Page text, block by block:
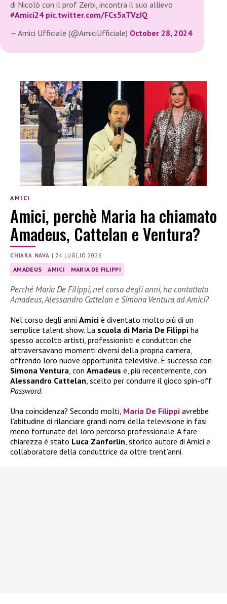
di Nicolò con il prof Zerbi, incontra il suo allievo
#Amici24 pic.twitter.com/FCs5xTVzJQ
— Amici Ufficiale (@AmiciUfficiale) October 28, 2024
AMICI
Amici, perchè Maria ha chiamato
Amadeus, Cattelan e Ventura?
CHIARA NAVA | 24 LUGLIO 2026
AMADEUS AMICI MARIA DE FILIPPI
Perché Maria De Filippi, nel corso degli anni, ha contattato
Amadeus, Alessandro Cattelan e Simona Ventura ad Amici?
Nel corso degli anni Amici è diventato molto più di un
semplice talent show. La scuola di Maria De Filippi ha
spesso accolto artisti, professionisti e conduttori che
attraversavano momenti diversi della propria carriera,
offrendo loro nuove opportunità televisive. È successo con
Simona Ventura, con Amadeus e, più recentemente, con
Alessandro Cattelan, scelto per condurre il gioco spin-off
Password.
Una coincidenza? Secondo molti, Maria De Filippi avrebbe
l’abitudine di rilanciare grandi nomi della televisione in fasi
meno fortunate del loro percorso professionale. A fare
chiarezza è stato Luca Zanforlin, storico autore di Amici e
collaboratore della conduttrice da oltre trent’anni.